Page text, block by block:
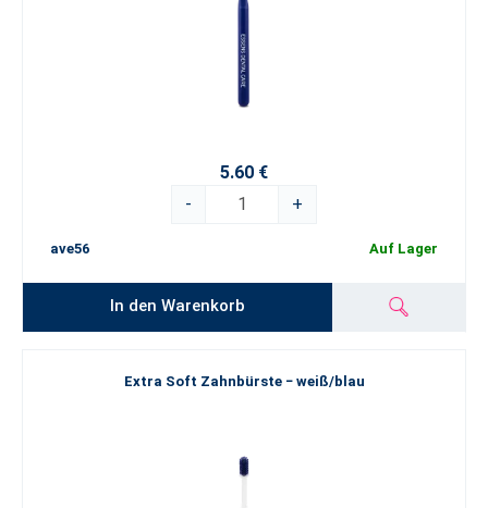
5.60 €
-
+
ave56 Auf Lager
In den Warenkorb
Extra Soft Zahnbürste − weiß/blau